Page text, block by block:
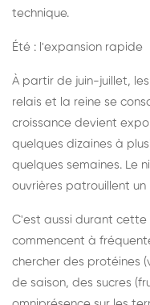
technique.
Été : l'expansion rapide
À partir de juin-juillet,
relais et la reine se
croissance devient
quelques dizaines à
quelques semaines. Le
ouvrières patrouillent
C'est aussi durant
commencent à
chercher des protéines
de saison, des sucres